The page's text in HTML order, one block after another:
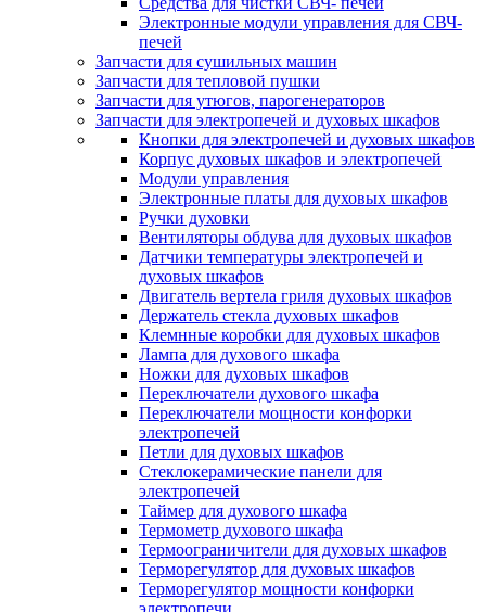
Электронные модули управления для СВЧ-
печей
Запчасти для сушильных машин
Запчасти для тепловой пушки
Запчасти для утюгов, парогенераторов
Запчасти для электропечей и духовых шкафов
Кнопки для электропечей и духовых шкафов
Корпус духовых шкафов и электропечей
Модули управления
Электронные платы для духовых шкафов
Ручки духовки
Вентиляторы обдува для духовых шкафов
Датчики температуры электропечей и
духовых шкафов
Двигатель вертела гриля духовых шкафов
Держатель стекла духовых шкафов
Клемнные коробки для духовых шкафов
Лампа для духового шкафа
Ножки для духовых шкафов
Переключатели духового шкафа
Переключатели мощности конфорки
электропечей
Петли для духовых шкафов
Стеклокерамические панели для
электропечей
Таймер для духового шкафа
Термометр духового шкафа
Термоограничители для духовых шкафов
Терморегулятор для духовых шкафов
Терморегулятор мощности конфорки
электропечи